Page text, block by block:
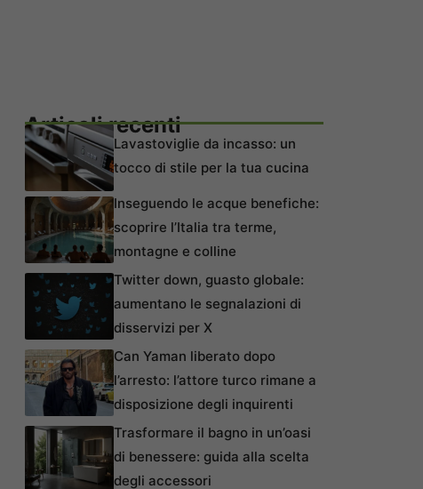
Articoli recenti
Lavastoviglie da incasso: un
tocco di stile per la tua cucina
Inseguendo le acque benefiche:
scoprire l’Italia tra terme,
montagne e colline
Twitter down, guasto globale:
aumentano le segnalazioni di
disservizi per X
Can Yaman liberato dopo
l’arresto: l’attore turco rimane a
disposizione degli inquirenti
Trasformare il bagno in un’oasi
di benessere: guida alla scelta
degli accessori